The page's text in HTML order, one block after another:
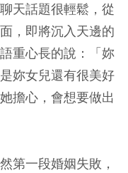
天話題很輕鬆，從
，即將沉入天邊的
重心長的說：「妳
妳女兒還有很美好
擔心，會想要做出
第一段婚姻失敗，